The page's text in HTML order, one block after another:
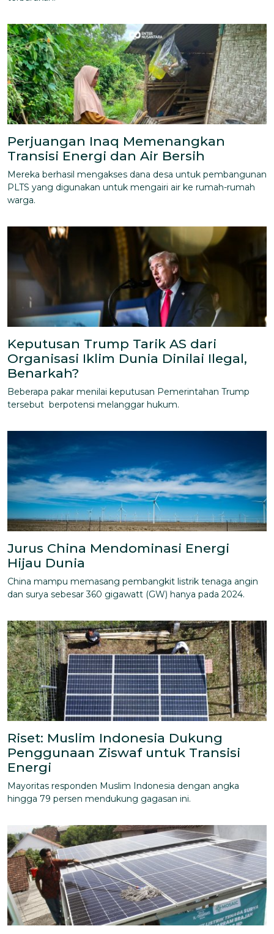
Perjuangan Inaq Memenangkan
Transisi Energi dan Air Bersih
Mereka berhasil mengakses dana desa untuk pembangunan
PLTS yang digunakan untuk mengairi air ke rumah-rumah
warga.
Keputusan Trump Tarik AS dari
Organisasi Iklim Dunia Dinilai Ilegal,
Benarkah?
Beberapa pakar menilai keputusan Pemerintahan Trump
tersebut berpotensi melanggar hukum.
Jurus China Mendominasi Energi
Hijau Dunia
China mampu memasang pembangkit listrik tenaga angin
dan surya sebesar 360 gigawatt (GW) hanya pada 2024.
Riset: Muslim Indonesia Dukung
Penggunaan Ziswaf untuk Transisi
Energi
Mayoritas responden Muslim Indonesia dengan angka
hingga 79 persen mendukung gagasan ini.